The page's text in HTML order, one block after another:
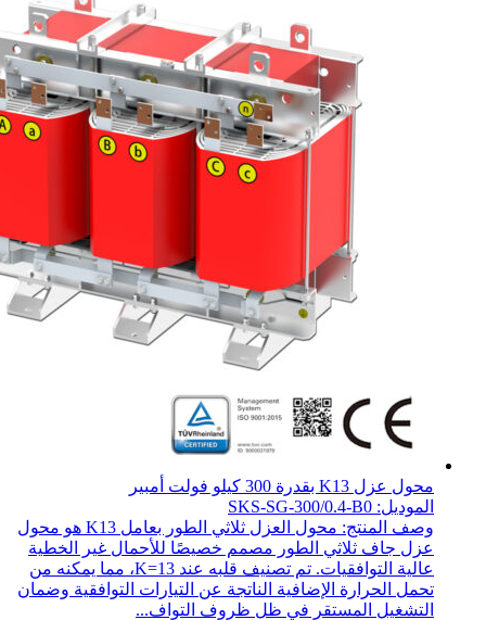
محول عزل K13 بقدرة 300 كيلو فولت أمبير
الموديل: SKS-SG-300/0.4-B0
وصف المنتج: محول العزل ثلاثي الطور بعامل K13 هو محول
عزل جاف ثلاثي الطور مصمم خصيصًا للأحمال غير الخطية
عالية التوافقيات. تم تصنيف قلبه عند K=13، مما يمكنه من
تحمل الحرارة الإضافية الناتجة عن التيارات التوافقية وضمان
التشغيل المستقر في ظل ظروف التواف...